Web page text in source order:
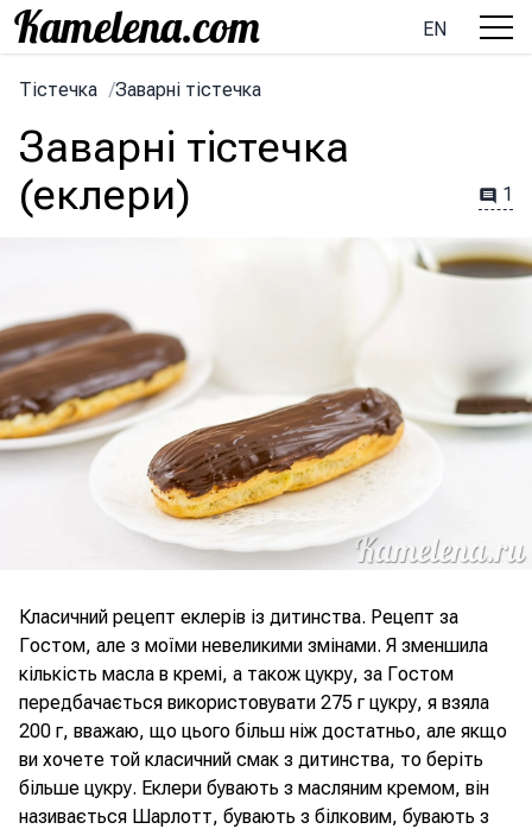
EN
Тістечка /Заварні тістечка
Заварні тістечка
(еклери)
1
Класичний рецепт еклерів із дитинства. Рецепт за
Гостом, але з моїми невеликими змінами. Я зменшила
кількість масла в кремі, а також цукру, за Гостом
передбачається використовувати 275 г цукру, я взяла
200 г, вважаю, що цього більш ніж достатньо, але якщо
ви хочете той класичний смак з дитинства, то беріть
більше цукру. Еклери бувають з масляним кремом, він
називається Шарлотт, бувають з білковим, бувають з